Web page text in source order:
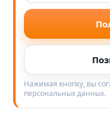
Нажимая кнопку, вы
персональных данных.